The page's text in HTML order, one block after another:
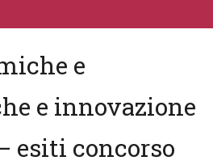
e
e innovazione
esiti concorso